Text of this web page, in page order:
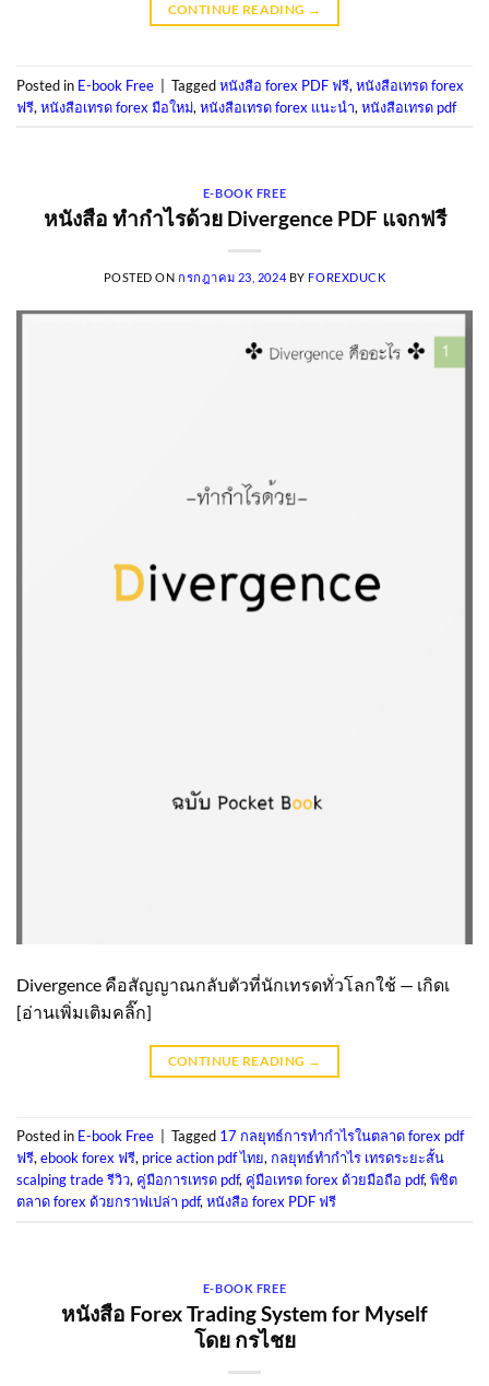
CONTINUE READING →
Posted in E-book Free Taggedหนังสือ forex PDF ฟรี, หนังสือเทรด forex
ฟรี, หนังสือเทรด forex มือใหม่, หนังสือเทรด forex แนะนํา, หนังสือเทรด pdf
E-BOOK FREE
หนังสือ ทำกำไรด้วย Divergence PDF แจกฟรี
POSTED ON กรกฎาคม 23, 2024 BY FOREXDUCK
Divergence คือสัญญาณกลับตัวที่นักเทรดทั่วโลกใช้ — เกิดเ
[อ่านเพิ่มเติมคลิ๊ก]
CONTINUE READING →
Posted in E-book Free Tagged 17 กลยุทธ์การทํากําไรในตลาด forex pdf
ฟรี,ebook forex ฟรี, price action pdf ไทย, กลยุทธ์ทํากําไร เทรดระยะสั้น
scalping trade รีวิว, คู่มือการเทรด pdf, คู่มือเทรด forex ด้วยมือถือ pdf,พิชิต
ตลาด forex ด้วยกราฟเปล่า pdf,หนังสือ forex PDF ฟรี
E-BOOK FREE
หนังสือ Forex Trading System for Myself
โดย กรไชย